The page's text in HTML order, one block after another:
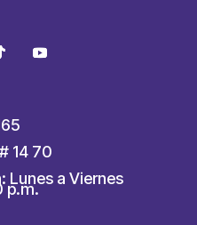
14 70
Lunes a Viernes
p.m.